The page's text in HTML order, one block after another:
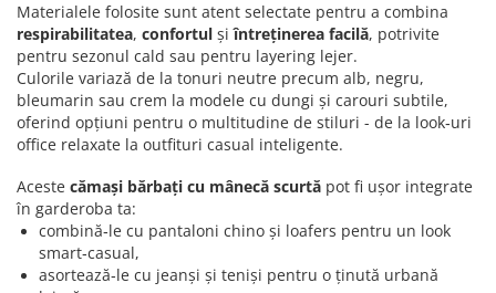
Materialele folosite sunt atent selectate pentru a combina
respirabilitatea, confortul șiîntreținerea facilă, potrivite
pentru sezonul cald sau pentru layering lejer.
Culorile variază de la tonuri neutre precum alb, negru,
bleumarin sau crem la modele cu dungi și carouri subtile,
oferind opțiuni pentru o multitudine de stiluri - de la look‑uri
office relaxate la outfituri casual inteligente.
Aceste cămași bărbați cu mânecă scurtă pot fi ușor integrate
în garderoba ta:
combină‑le cu pantaloni chino și loafers pentru un look
smart‑casual,
asortează‑le cu jeanși și teniși pentru o ținută urbană